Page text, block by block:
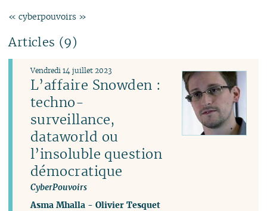
« cyberpouvoirs »
Articles (9)
L’affaire Snowden :
techno-
surveillance,
dataworld ou
l’insoluble question
démocratique
CyberPouvoirs
Vendredi 14 juillet 2023
Asma Mhalla -Olivier Tesquet